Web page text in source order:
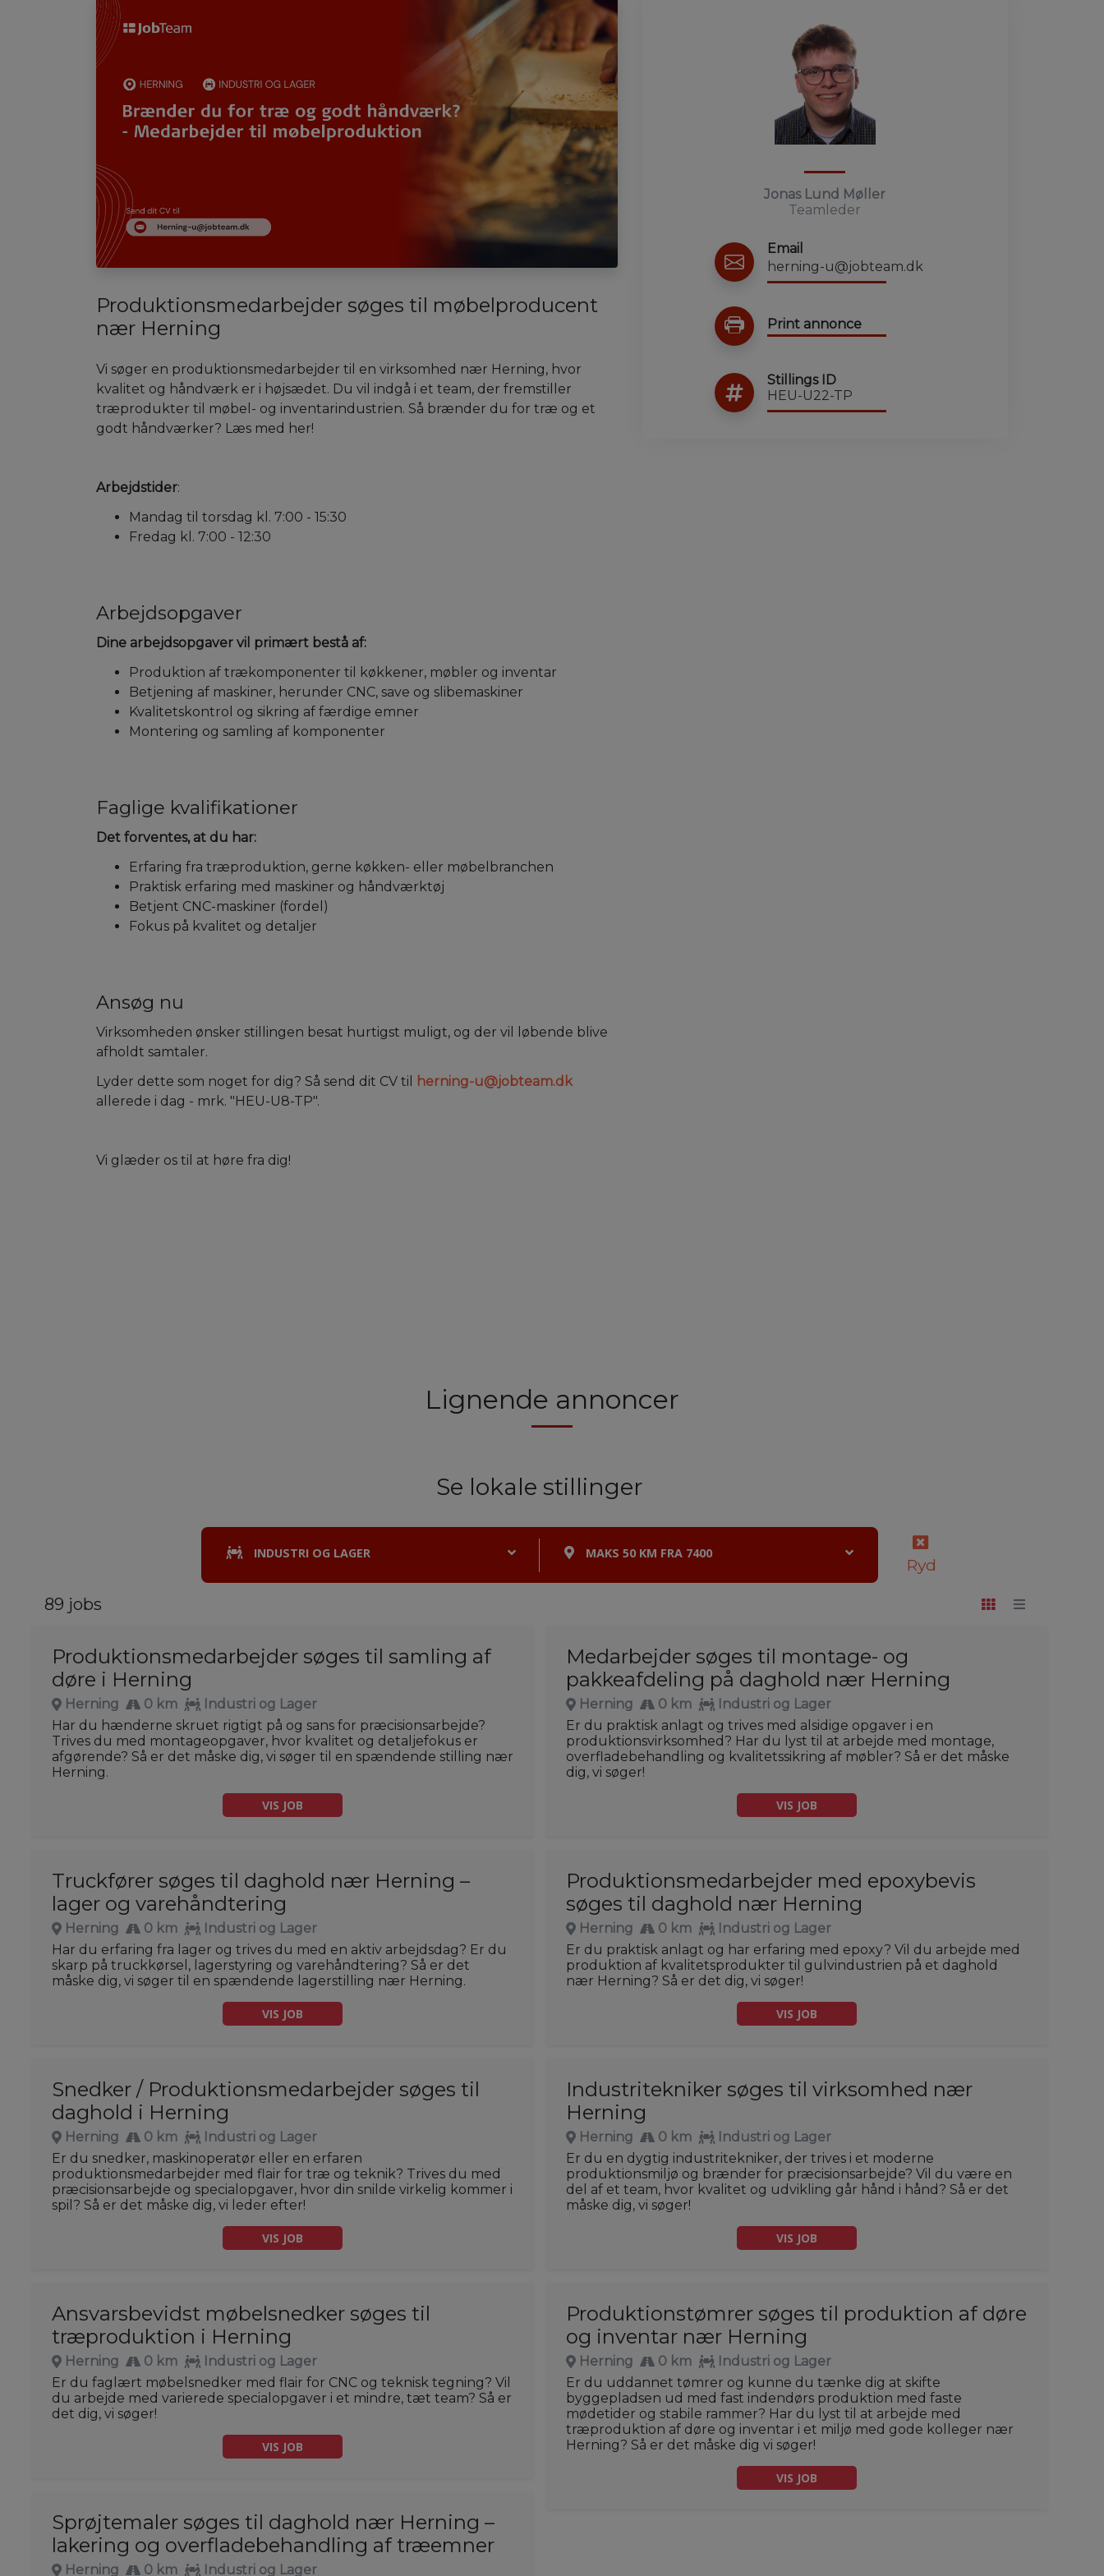
Produktionsmedarbejder søges til møbelproducent
nær Herning
Vi søger en produktionsmedarbejder til en virksomhed nær Herning, hvor
kvalitet og håndværk er i højsædet. Du vil indgå i et team, der fremstiller
træprodukter til møbel- og inventarindustrien. Så brænder du for træ og et
godt håndværker? Læs med her!
Arbejdstider:
Mandag til torsdag kl. 7:00 - 15:30
Fredag kl. 7:00 - 12:30
Arbejdsopgaver
Dine arbejdsopgaver vil primært bestå af:
Produktion af trækomponenter til køkkener, møbler og inventar
Betjening af maskiner, herunder CNC, save og slibemaskiner
Kvalitetskontrol og sikring af færdige emner
Montering og samling af komponenter
Faglige kvalifikationer
Det forventes, at du har:
Erfaring fra træproduktion, gerne køkken- eller møbelbranchen
Praktisk erfaring med maskiner og håndværktøj
Betjent CNC-maskiner (fordel)
Fokus på kvalitet og detaljer
Ansøg nu
Virksomheden ønsker stillingen besat hurtigst muligt, og der vil løbende blive
afholdt samtaler.
Lyder dette som noget for dig? Så send dit CV til
herning-u@jobteam.dk
allerede i dag - mrk. "HEU-U8-TP".
Vi glæder os til at høre fra dig!
Jonas Lund Møller
Teamleder
Email
herning-u@jobteam.dk
Print annonce
Stillings ID
HEU-U22-TP
Lignende annoncer
Se lokale stillinger
INDUSTRI OG LAGER MAKS 50 KM FRA 7400
Ryd
89 jobs
Produktionsmedarbejder søges til samling af
døre i Herning
Herning 0 km
Industri og Lager
Har du hænderne skruet rigtigt på og sans for præcisionsarbejde?
Trives du med montageopgaver, hvor kvalitet og detaljefokus er
afgørende? Så er det måske dig, vi søger til en spændende stilling nær
Herning.
VIS JOB
Medarbejder søges til montage- og
pakkeafdeling på daghold nær Herning
Herning 0 km
Industri og Lager
Er du praktisk anlagt og trives med alsidige opgaver i en
produktionsvirksomhed? Har du lyst til at arbejde med montage,
overfladebehandling og kvalitetssikring af møbler? Så er det måske
dig, vi søger!
VIS JOB
Truckfører søges til daghold nær Herning –
lager og varehåndtering
Herning 0 km
Industri og Lager
Har du erfaring fra lager og trives du med en aktiv arbejdsdag? Er du
skarp på truckkørsel, lagerstyring og varehåndtering? Så er det
måske dig, vi søger til en spændende lagerstilling nær Herning.
VIS JOB
Produktionsmedarbejder med epoxybevis
søges til daghold nær Herning
Herning 0 km
Industri og Lager
Er du praktisk anlagt og har erfaring med epoxy? Vil du arbejde med
produktion af kvalitetsprodukter til gulvindustrien på et daghold
nær Herning? Så er det dig, vi søger!
VIS JOB
Snedker / Produktionsmedarbejder søges til
daghold i Herning
Herning 0 km
Industri og Lager
Er du snedker, maskinoperatør eller en erfaren
produktionsmedarbejder med flair for træ og teknik? Trives du med
præcisionsarbejde og specialopgaver, hvor din snilde virkelig kommer i
spil? Så er det måske dig, vi leder efter!
VIS JOB
Industritekniker søges til virksomhed nær
Herning
Herning 0 km
Industri og Lager
Er du en dygtig industritekniker, der trives i et moderne
produktionsmiljø og brænder for præcisionsarbejde? Vil du være en
del af et team, hvor kvalitet og udvikling går hånd i hånd? Så er det
måske dig, vi søger!
VIS JOB
Ansvarsbevidst møbelsnedker søges til
træproduktion i Herning
Herning 0 km
Industri og Lager
Er du faglært møbelsnedker med flair for CNC og teknisk tegning? Vil
du arbejde med varierede specialopgaver i et mindre, tæt team? Så er
det dig, vi søger!
VIS JOB
Produktionstømrer søges til produktion af døre
og inventar nær Herning
Herning 0 km
Industri og Lager
Er du uddannet tømrer og kunne du tænke dig at skifte
byggepladsen ud med fast indendørs produktion med faste
mødetider og stabile rammer? Har du lyst til at arbejde med
træproduktion af døre og inventar i et miljø med gode kolleger nær
Herning? Så er det måske dig vi søger!
VIS JOB
Sprøjtemaler søges til daghold nær Herning –
lakering og overfladebehandling af træemner
Herning 0 km Industri og Lager